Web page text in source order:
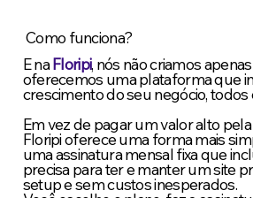
Como funciona?
E naFloripi, nós não criamos
oferecemos uma plataforma que
crescimento do seu negócio, todos
Em vez de pagar um valor alto
Floripi oferece uma forma mais
uma assinatura mensal fixa que
precisa para ter e manter um site
setup e sem custos inesperados.